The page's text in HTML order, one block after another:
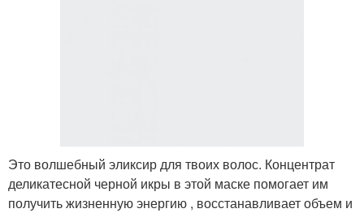
Это волшебный эликсир для твоих волос. Концентрат
деликатесной черной икры в этой маске помогает им
получить жизненную энергию , восстанавливает объем и